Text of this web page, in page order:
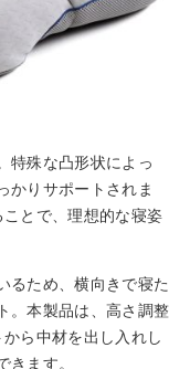
特殊な凸形状によっ
かりサポートされま
とで、理想的な寝姿
るため、横向きで寝た
。本製品は、高さ調整
ら中材を出し入れし
きます。